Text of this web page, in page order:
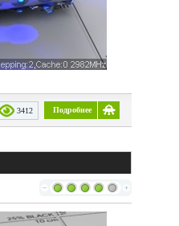
Подробнее
3412